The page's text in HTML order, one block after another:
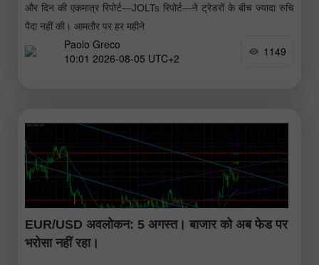
और दिन की एकमात्र रिपोर्ट—JOLTs रिपोर्ट—ने ट्रेडरों के बीच ज्यादा रुचि
पैदा नहीं की। आमतौर पर हर महीने
Paolo Greco
10:01 2026-08-05 UTC+2
1149
EUR/USD अवलोकन: 5 अगस्त। बाजार को अब फेड पर
भरोसा नहीं रहा।